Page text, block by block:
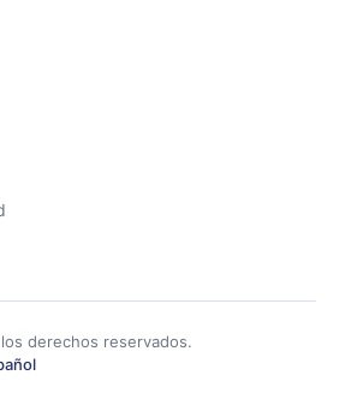
derechos reservados.